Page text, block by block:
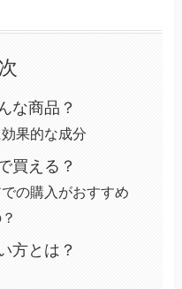
な商品？
果的な成分
買える？
の購入がおすすめ
方とは？